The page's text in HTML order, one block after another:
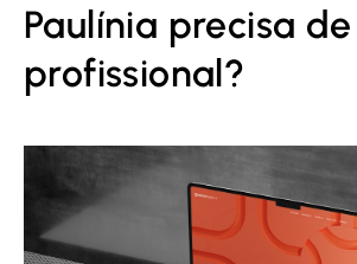
Paulínia precisa
profissional?